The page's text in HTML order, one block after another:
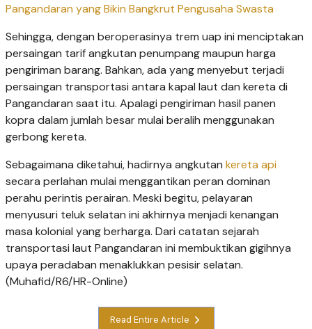
Pangandaran yang Bikin Bangkrut Pengusaha Swasta
Sehingga, dengan beroperasinya trem uap ini menciptakan
persaingan tarif angkutan penumpang maupun harga
pengiriman barang. Bahkan, ada yang menyebut terjadi
persaingan transportasi antara kapal laut dan kereta di
Pangandaran saat itu. Apalagi pengiriman hasil panen
kopra dalam jumlah besar mulai beralih menggunakan
gerbong kereta.
Sebagaimana diketahui, hadirnya angkutan kereta api
secara perlahan mulai menggantikan peran dominan
perahu perintis perairan. Meski begitu, pelayaran
menyusuri teluk selatan ini akhirnya menjadi kenangan
masa kolonial yang berharga. Dari catatan sejarah
transportasi laut Pangandaran ini membuktikan gigihnya
upaya peradaban menaklukkan pesisir selatan.
(Muhafid/R6/HR-Online)
Read Entire Article